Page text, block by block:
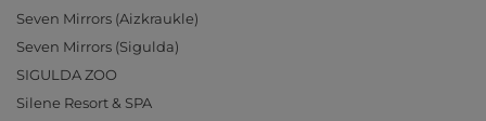
Seven Mirrors (Aizkraukle)
Seven Mirrors (Sigulda)
SIGULDA ZOO
Silene Resort & SPA